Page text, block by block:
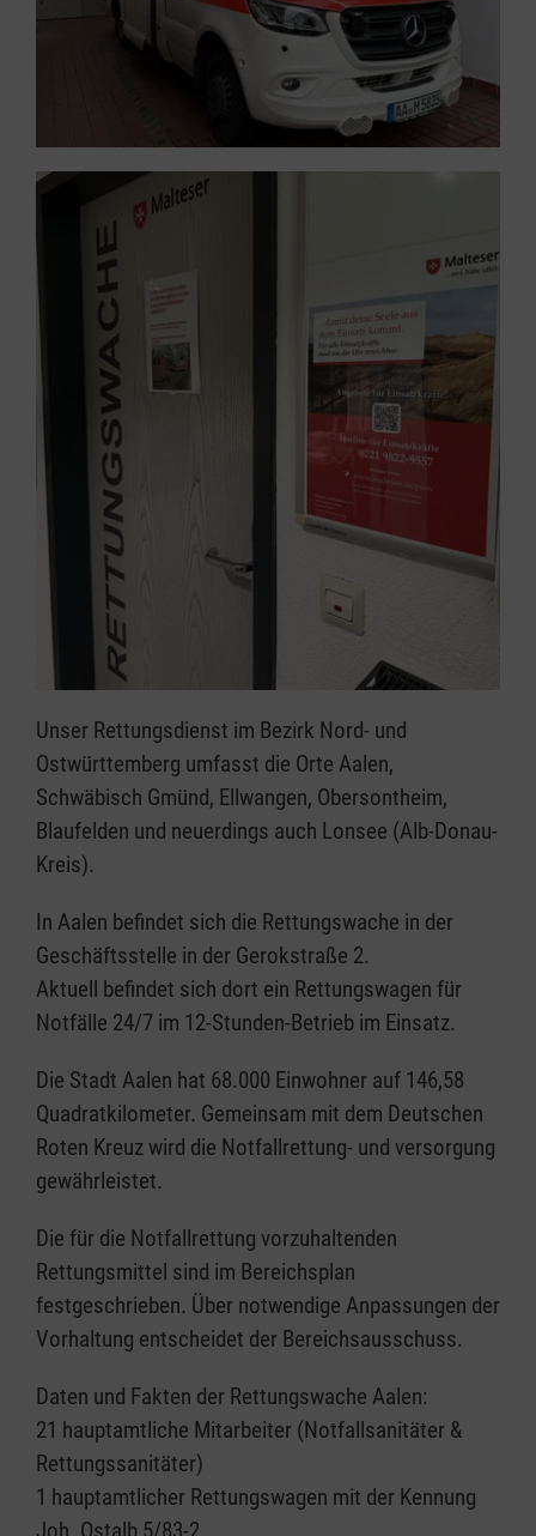
Unser Rettungsdienst im Bezirk Nord- und
Ostwürttemberg umfasst die Orte Aalen,
Schwäbisch Gmünd, Ellwangen, Obersontheim,
Blaufelden und neuerdings auch Lonsee (Alb-Donau-
Kreis).
In Aalen befindet sich die Rettungswache in der
Geschäftsstelle in der Gerokstraße 2.
Aktuell befindet sich dort ein Rettungswagen für
Notfälle 24/7 im 12-Stunden-Betrieb im Einsatz.
Die Stadt Aalen hat 68.000 Einwohner auf 146,58
Quadratkilometer. Gemeinsam mit dem Deutschen
Roten Kreuz wird die Notfallrettung- und versorgung
gewährleistet.
Die für die Notfallrettung vorzuhaltenden
Rettungsmittel sind im Bereichsplan
festgeschrieben. Über notwendige Anpassungen der
Vorhaltung entscheidet der Bereichsausschuss.
Daten und Fakten der Rettungswache Aalen:
21 hauptamtliche Mitarbeiter (Notfallsanitäter &
Rettungssanitäter)
1 hauptamtlicher Rettungswagen mit der Kennung